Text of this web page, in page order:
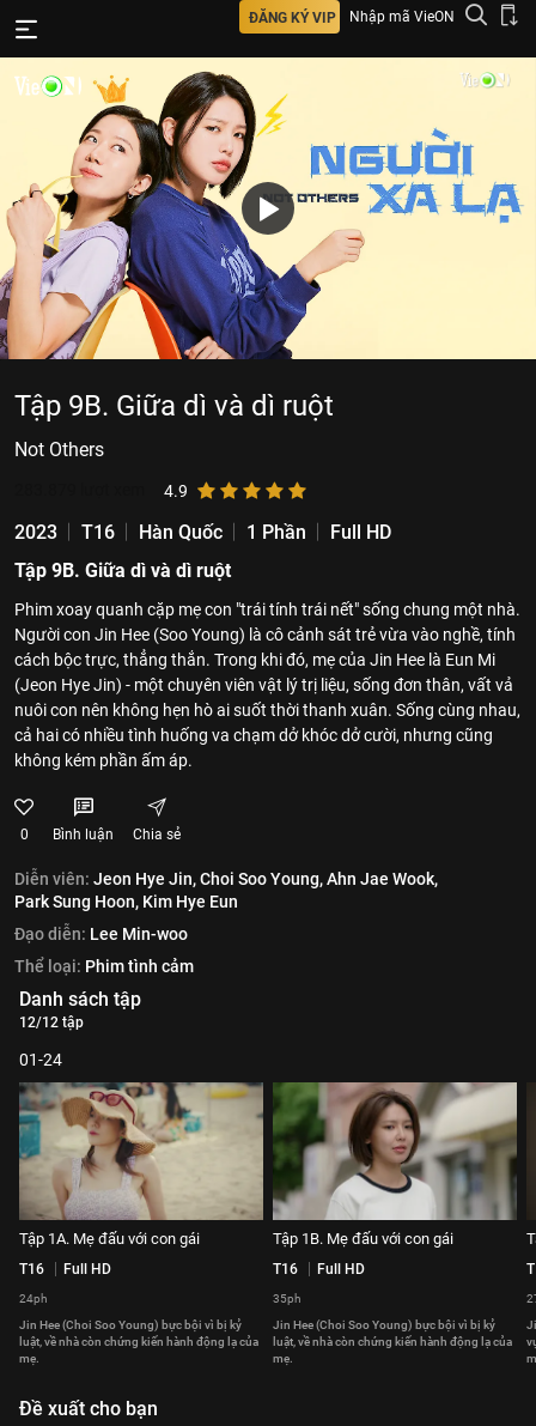
ĐĂNG KÝ VIP Nhập mã VieON
Tập 9B. Giữa dì và dì ruột
Not Others
4.9
2023 T16 Hàn Quốc 1 Phần
Full HD
Tập 9B. Giữa dì và dì ruột
Phim xoay quanh cặp mẹ con "trái tính trái nết" sống chung một nhà.
Người con Jin Hee (Soo Young) là cô cảnh sát trẻ vừa vào nghề, tính
cách bộc trực, thẳng thắn. Trong khi đó, mẹ của Jin Hee là Eun Mi
(Jeon Hye Jin) - một chuyên viên vật lý trị liệu, sống đơn thân, vất vả
nuôi con nên không hẹn hò ai suốt thời thanh xuân. Sống cùng nhau,
cả hai có nhiều tình huống va chạm dở khóc dở cười, nhưng cũng
không kém phần ấm áp.
0 Bình luận Chia sẻ
Diễn viên: Jeon Hye Jin,Choi Soo Young,Ahn Jae Wook,
Park Sung Hoon, Kim Hye Eun
Đạo diễn: Lee Min-woo
Thể loại: Phim tình cảm
Danh sách tập
12/12 tập
01-24
Tập 1A. Mẹ đấu với con gái
T16 Full HD
24ph
Jin Hee (Choi Soo Young) bực bội vì bị kỷ
luật, về nhà còn chứng kiến hành động lạ của
mẹ.
Tập 1B. Mẹ đấu với con gái
T16 Full HD
35ph
Jin Hee (Choi Soo Young) bực bội vì bị kỷ
luật, về nhà còn chứng kiến hành động lạ của
mẹ.
Đề xuất cho bạn